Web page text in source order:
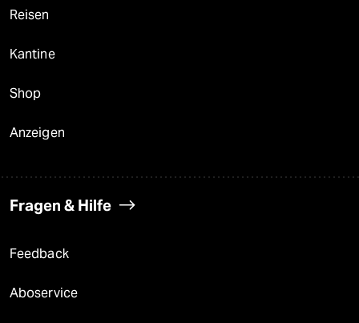
Reisen
Kantine
Shop
Anzeigen
Fragen & Hilfe
Feedback
Aboservice